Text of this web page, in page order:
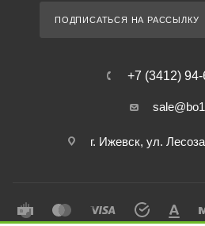
ПОДПИСАТЬСЯ НА РАССЫЛКУ
+7 (3412)
г. Ижевск, ул.